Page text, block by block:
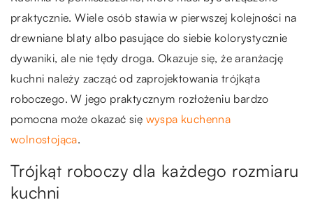
praktycznie. Wiele osób stawia w pierwszej kolejności na
drewniane blaty albo pasujące do siebie kolorystycznie
dywaniki, ale nie tędy droga. Okazuje się, że aranżację
kuchni należy zacząć od zaprojektowania trójkąta
roboczego. W jego praktycznym rozłożeniu bardzo
pomocna może okazać się wyspa kuchenna
wolnostojąca.
Trójkąt roboczy dla każdego rozmiaru
kuchni